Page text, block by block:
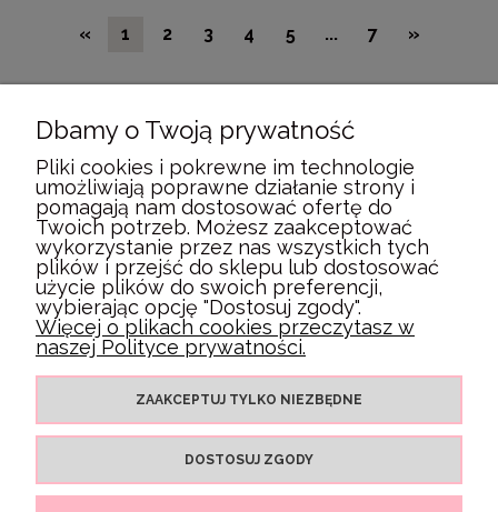
« 1 2 3 4 5 ... 7 »
POMOC
MOJE KONTO
PŁATNOŚCI I DOSTAWA
INFORMACJE
POKAŻ PEŁNĄ WERSJĘ STRONY
Dbamy o Twoją prywatność
Pliki cookies i pokrewne im technologie
umożliwiają poprawne działanie strony i
pomagają nam dostosować ofertę do
Twoich potrzeb. Możesz zaakceptować
wykorzystanie przez nas wszystkich tych
plików i przejść do sklepu lub dostosować
użycie plików do swoich preferencji,
wybierając opcję "Dostosuj zgody".
Więcej o plikach cookies przeczytasz w
naszej Polityce prywatności.
ZAAKCEPTUJ TYLKO NIEZBĘDNE
DOSTOSUJ ZGODY